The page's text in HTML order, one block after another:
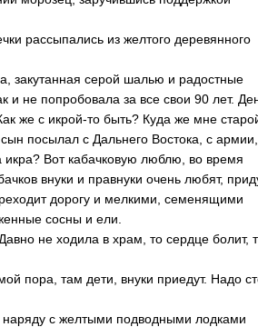
рассыпались из желтого деревянного
закутанная серой шалью и радостные
и не попробовала за все свои 90 лет.
же с икрой-то быть? Куда же мне
посылал с Дальнего Востока, с
икра? Вот кабачковую люблю, во время
внуки и правнуки очень любят,
дорогу и мелкими, семенящими
сосны и ели.
не ходила в храм, то сердце болит,
пора, там дети, внуки приедут. Надо
наряду с желтыми подводными лодками